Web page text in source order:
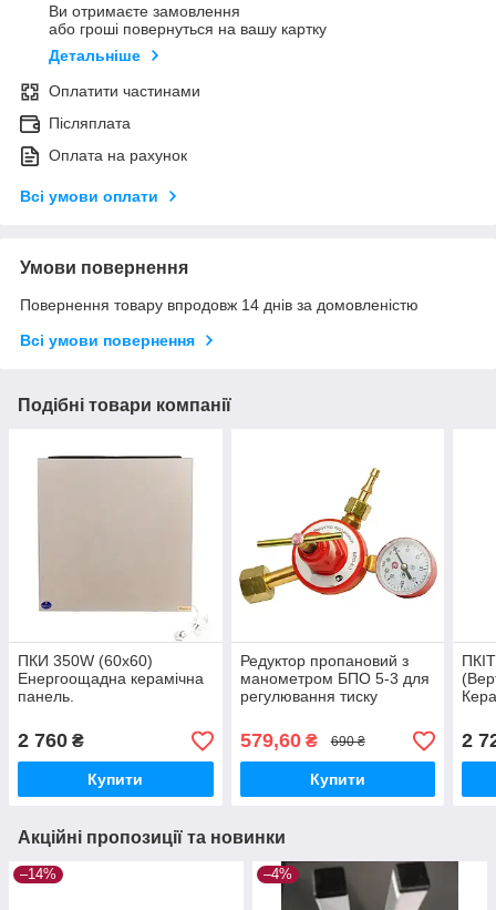
Ви отримаєте замовлення
або гроші повернуться на вашу картку
Детальніше
Оплатити частинами
Післяплата
Оплата на рахунок
Всі умови оплати
Умови повернення
Повернення товару впродовж 14 днів за домовленістю
Всі умови повернення
Подібні товари компанії
ПКИ 350W (60х60)
Енергоощадна керамічна
панель.
2 760 ₴
Купити
Редуктор пропановий з
манометром БПО 5-3 для
регулювання тиску
579,60₴ 690 ₴
Купити
2
Акційні пропозиції та новинки
–14% –4%